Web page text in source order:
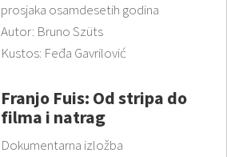
prosjaka osamdesetih godina
Autor: Bruno Szüts
Kustos: Feđa Gavrilović
Franjo Fuis: Od stripa do
filma i natrag
Dokumentarna izložba